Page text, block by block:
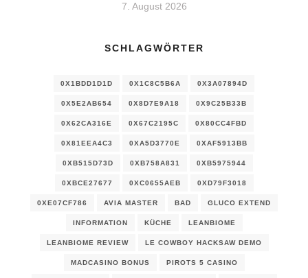
7. August 2026
SCHLAGWÖRTER
0X1BDD1D1D 0X1C8C5B6A 0X3A07894D
0X5E2AB654 0X8D7E9A18 0X9C25B33B
0X62CA316E 0X67C2195C 0X80CC4FBD
0X81EEA4C3 0XA5D3770E 0XAF5913BB
0XB515D73D 0XB758A831 0XB5975944
0XBCE27677 0XC0655AEB 0XD79F3018
0XE07CF786 AVIA MASTER BAD GLUCO EXTEND
INFORMATION KÜCHE LEANBIOME
LEANBIOME REVIEW LE COWBOY HACKSAW DEMO
MADCASINO BONUS PIROTS 5 CASINO